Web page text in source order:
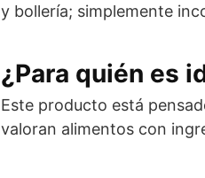
y bollería; simplemente
¿Para quién es
Este producto está
valoran alimentos con